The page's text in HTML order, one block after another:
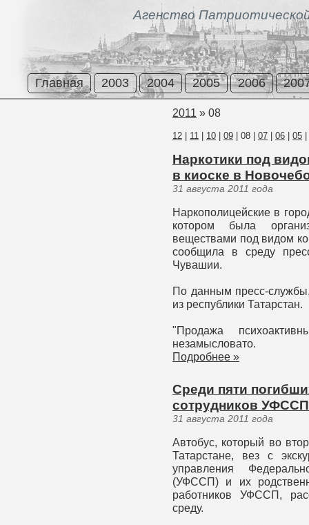
Агенство
Главная 2003 2004 2005 2006
2011 » 08
12 11 10 09 08 07 06 05
Наркотики под
в киоске в
31 августа 2011 года
Наркополицейские в
котором была
веществами под видом
сообщила в среду
Чувашии.
По данным пресс-
из республики Татарстан.
"Продажа
незамысловато.
Подробнее »
Среди пяти
сотрудников УФССП
31 августа 2011 года
Автобус, который во
Татарстане, вез с
управления
(УФССП) и их
работников УФССП,
среду.